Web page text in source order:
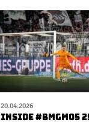
20.04.2026
INSIDE #BMGM05